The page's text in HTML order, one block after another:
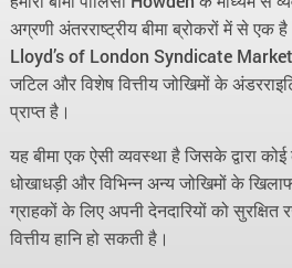
अग्रणी अंतरराष्ट्रीय बीमा ब्रोकरों में से एक
Lloyd’s of London Syndicate
जटिल और विशेष वित्तीय जोखिमों के
प्राप्त है।
यह बीमा एक ऐसी व्यवस्था है जिसके द्वारा
धोखाधड़ी और विभिन्न अन्य जोखिमों के
ग्राहकों के लिए अपनी देनदारियों को
वित्तीय हानि हो सकती है।